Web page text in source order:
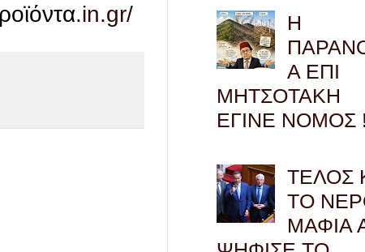
.in.gr/
Η
Α ΕΠΙ
ΜΗΤΣΟΤΑΚΗ
ΕΓΙΝΕ ΝΟΜΟΣ
ΤΕΛΟΣ
ΤΟ
ΜΑΦΙΑ